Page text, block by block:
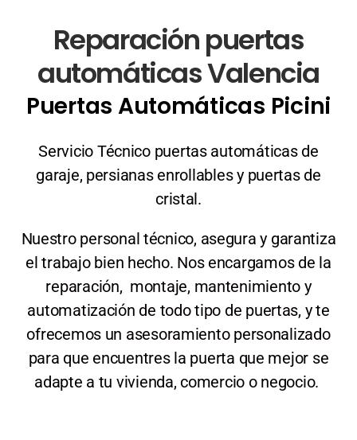
Reparación puertas
automáticas Valencia
Puertas Automáticas Picini
Servicio Técnico puertas automáticas de
garaje, persianas enrollables y puertas de
cristal.
Nuestro personal técnico, asegura y garantiza
el trabajo bien hecho. Nos encargamos de la
reparación, montaje, mantenimiento y
automatización de todo tipo de puertas, y te
ofrecemos un asesoramiento personalizado
para que encuentres la puerta que mejor se
adapte a tu vivienda, comercio o negocio.